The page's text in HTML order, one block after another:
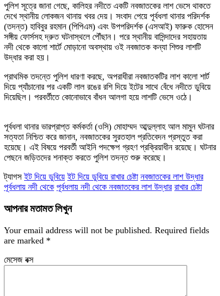
​পুলিশ সূত্রে জানা গেছে, কালিহর নদীতে একটি নবজাতকের লাশ ভেসে থাকতে
দেখে স্থানীয় লোকজন থানায় খবর দেয়। সংবাদ পেয়ে পূর্বধলা থানার পরিদর্শক
(তদন্ত) হাবিবুর রহমান (পিপিএম) এবং উপপরিদর্শক (এসআই) ফারুক হোসেন
সঙ্গীয় ফোর্সসহ দ্রুত ঘটনাস্থলে পৌঁছান। পরে স্থানীয় বাসিন্দাদের সহায়তায়
নদী থেকে কালো শার্টে মোড়ানো অবস্থায় ওই নবজাতক কন্যা শিশুর লাশটি
উদ্ধার করা হয়।
​প্রাথমিক তদন্তে পুলিশ ধারণা করছে, অপরাধীরা নবজাতকটির লাশ কালো শার্ট
দিয়ে প্যাঁচানোর পর একটি লাল রঙের রশি দিয়ে ইটের সাথে বেঁধে নদীতে ডুবিয়ে
দিয়েছিল। পরবর্তীতে কোনোভাবে বাঁধন আলগা হয়ে লাশটি ভেসে ওঠে।
পূর্বধলা থানার ভারপ্রাপ্ত কর্মকর্তা (ওসি) মোহাম্মদ আব্দুল্লাহ আল মামুন ঘটনার
সত্যতা নিশ্চিত করে জানান, নবজাতকের সুরতহাল প্রতিবেদন প্রস্তুত করা
হয়েছে। এই বিষয়ে পরবর্তী আইনি পদক্ষেপ গ্রহণ প্রক্রিয়াধীন রয়েছে। ঘটনার
পেছনে জড়িতদের শনাক্ত করতে পুলিশ তদন্ত শুরু করেছে।
ট্যাগসইট দিয়ে ডুবিয়ে ইট দিয়ে ডুবিয়ে রাখার চেষ্টা নবজাতকের লাশ উদ্ধার
পূর্বধলায় নদী থেকে পূর্বধলায় নদী থেকে নবজাতকের লাশ উদ্ধার রাখার চেষ্টা
আপনার মতামত লিখুন
Your email address will not be published. Required fields
are marked *
মেসেজ বক্স